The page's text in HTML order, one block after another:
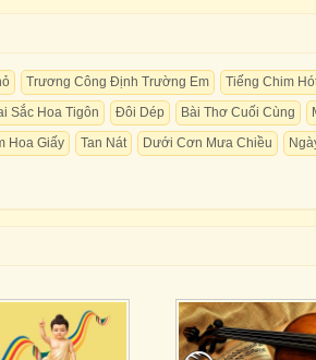
Trương Công Định Trường Em Tiếng Chim
Sắc Hoa Tigôn Đôi Dép Bài Thơ Cuối Cùng
Hoa Giấy Tan Nát Dưới Cơn Mưa Chiều